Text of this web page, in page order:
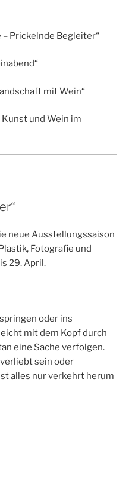
Prickelnde Begleiter“
mit Wein“
und Wein im
neue Ausstellungssaison
Fotografie und
29. April.
oder ins
mit dem Kopf durch
eine Sache verfolgen.
sein oder
alles nur verkehrt herum